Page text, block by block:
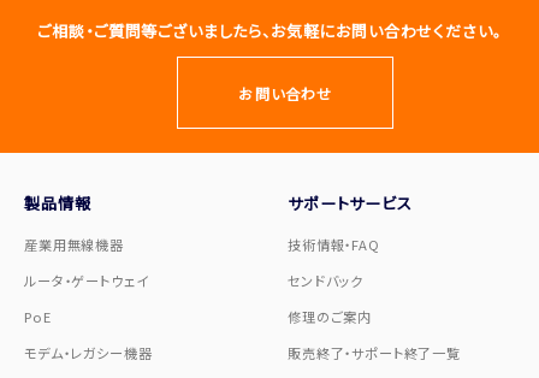
ご相談・ご質問等ございましたら、お気軽にお問い合わせください。
お問い合わせ
製品情報
産業用無線機器
ルータ・ゲートウェイ
PoE
モデム・レガシー機器
サポートサービス
技術情報・FAQ
センドバック
修理のご案内
販売終了・サポート終了一覧